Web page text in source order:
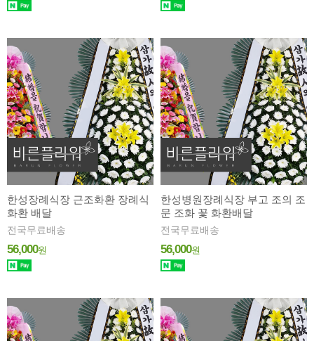
한성장례식장 근조화환 장례식
화환 배달
전국무료배송
56,000원
한성병원장례식장 부고 조의 조
문 조화 꽃 화환배달
전국무료배송
56,000원